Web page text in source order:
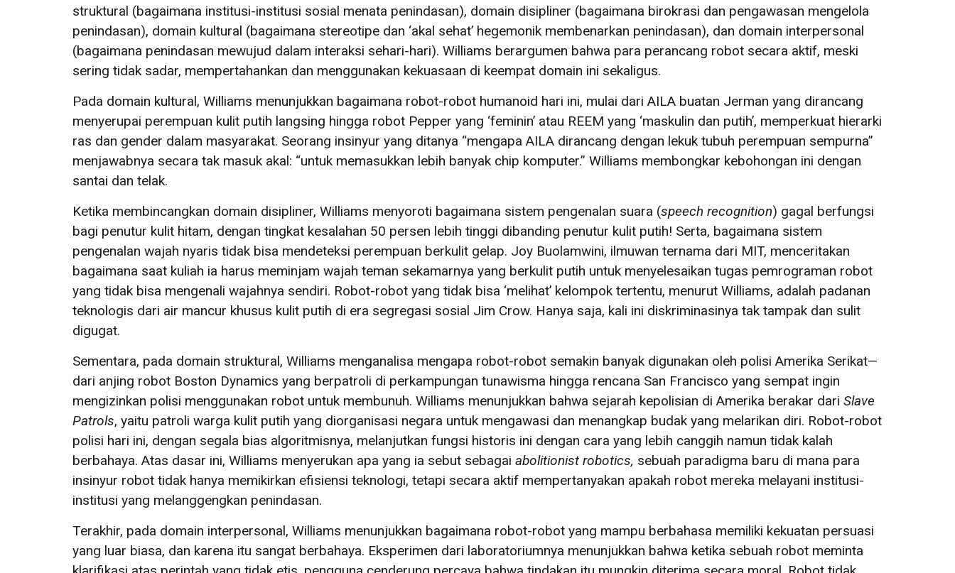
struktural (bagaimana institusi-institusi sosial menata penindasan), domain disipliner (bagaimana birokrasi dan pengawasan mengelola
penindasan), domain kultural (bagaimana stereotipe dan ‘akal sehat’ hegemonik membenarkan penindasan), dan domain interpersonal
(bagaimana penindasan mewujud dalam interaksi sehari-hari). Williams berargumen bahwa para perancang robot secara aktif, meski
sering tidak sadar, mempertahankan dan menggunakan kekuasaan di keempat domain ini sekaligus.
Pada domain kultural, Williams menunjukkan bagaimana robot-robot humanoid hari ini, mulai dari AILA buatan Jerman yang dirancang
menyerupai perempuan kulit putih langsing hingga robot Pepper yang ‘feminin’ atau REEM yang ‘maskulin dan putih’, memperkuat hierarki
ras dan gender dalam masyarakat. Seorang insinyur yang ditanya “mengapa AILA dirancang dengan lekuk tubuh perempuan sempurna”
menjawabnya secara tak masuk akal: “untuk memasukkan lebih banyak chip komputer.” Williams membongkar kebohongan ini dengan
santai dan telak.
Ketika membincangkan domain disipliner, Williams menyoroti bagaimana sistem pengenalan suara (speech recognition) gagal berfungsi
bagi penutur kulit hitam, dengan tingkat kesalahan 50 persen lebih tinggi dibanding penutur kulit putih! Serta, bagaimana sistem
pengenalan wajah nyaris tidak bisa mendeteksi perempuan berkulit gelap. Joy Buolamwini, ilmuwan ternama dari MIT, menceritakan
bagaimana saat kuliah ia harus meminjam wajah teman sekamarnya yang berkulit putih untuk menyelesaikan tugas pemrograman robot
yang tidak bisa mengenali wajahnya sendiri. Robot-robot yang tidak bisa ‘melihat’ kelompok tertentu, menurut Williams, adalah padanan
teknologis dari air mancur khusus kulit putih di era segregasi sosial Jim Crow. Hanya saja, kali ini diskriminasinya tak tampak dan sulit
digugat.
Sementara, pada domain struktural, Williams menganalisa mengapa robot-robot semakin banyak digunakan oleh polisi Amerika Serikat—
dari anjing robot Boston Dynamics yang berpatroli di perkampungan tunawisma hingga rencana San Francisco yang sempat ingin
mengizinkan polisi menggunakan robot untuk membunuh. Williams menunjukkan bahwa sejarah kepolisian di Amerika berakar dari Slave
Patrols, yaitu patroli warga kulit putih yang diorganisasi negara untuk mengawasi dan menangkap budak yang melarikan diri. Robot-robot
polisi hari ini, dengan segala bias algoritmisnya, melanjutkan fungsi historis ini dengan cara yang lebih canggih namun tidak kalah
berbahaya. Atas dasar ini, Williams menyerukan apa yang ia sebut sebagai abolitionist robotics, sebuah paradigma baru di mana para
insinyur robot tidak hanya memikirkan efisiensi teknologi, tetapi secara aktif mempertanyakan apakah robot mereka melayani institusi-
institusi yang melanggengkan penindasan.
Terakhir, pada domain interpersonal, Williams menunjukkan bagaimana robot-robot yang mampu berbahasa memiliki kekuatan persuasi
yang luar biasa, dan karena itu sangat berbahaya. Eksperimen dari laboratoriumnya menunjukkan bahwa ketika sebuah robot meminta